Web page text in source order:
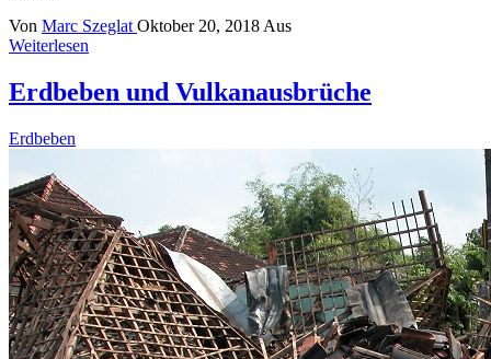
Von Marc Szeglat Oktober 20, 2018 Aus
Weiterlesen
Erdbeben und Vulkanausbrüche
Erdbeben